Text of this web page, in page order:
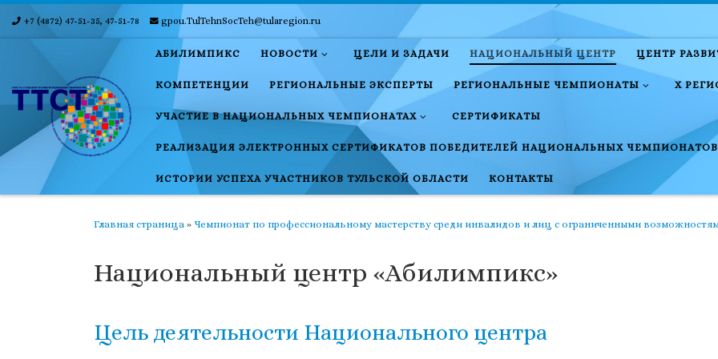
Skip to content
+7 (4872) 47-51-35, 47-51-78 gpou.TulTehnSocTeh@tularegion.ru
АБИЛИМПИКС НОВОСТИ ЦЕЛИ И ЗАДАЧИ НАЦИОНАЛЬНЫЙ ЦЕНТР ЦЕНТР
КОМПЕТЕНЦИИ РЕГИОНАЛЬНЫЕ ЭКСПЕРТЫ РЕГИОНАЛЬНЫЕ ЧЕМПИОНАТЫ X
УЧАСТИЕ В НАЦИОНАЛЬНЫХ ЧЕМПИОНАТАХ СЕРТИФИКАТЫ
РЕАЛИЗАЦИЯ ЭЛЕКТРОННЫХ СЕРТИФИКАТОВ ПОБЕДИТЕЛЕЙ НАЦИОНАЛЬНЫХ ЧЕМПИОНАТОВ
ИСТОРИИ УСПЕХА УЧАСТНИКОВ ТУЛЬСКОЙ ОБЛАСТИ КОНТАКТЫ
Главная страница » Чемпионат по профессиональному мастерству среди инвалидов и лиц с ограниченными
Национальный центр «Абилимпикс»
Цель деятельности Национального центра